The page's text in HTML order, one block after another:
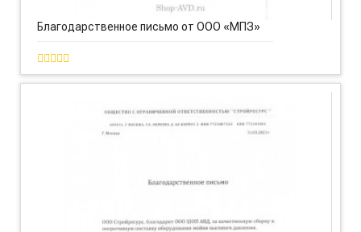
Благодарственное письмо от ООО «МПЗ»